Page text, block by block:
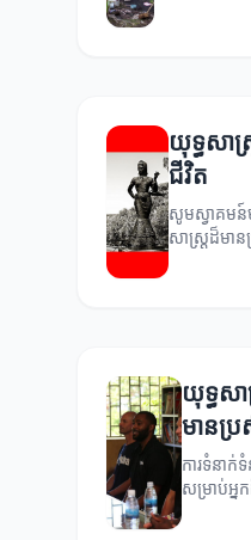
យុទ្ធសា
ជីវិត
សូមស្វាគមន៍
សាស្ត្រដ៏មា
យុទ្ធស
មានប្រ
ការទំនាក់
សម្រាប់អ្
អស់។